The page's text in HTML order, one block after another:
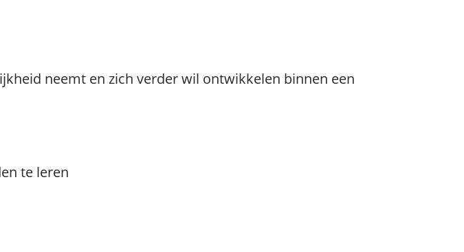
neemt en zich verder wil ontwikkelen binnen een
te leren